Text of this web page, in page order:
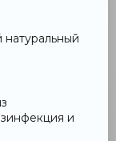
натуральный
и